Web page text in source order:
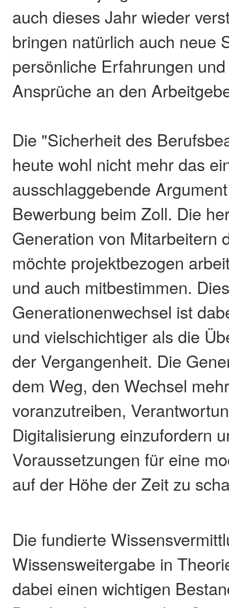
auch dieses Jahr wieder
bringen natürlich auch neue
persönliche Erfahrungen
Ansprüche an den
Die "Sicherheit des
heute wohl nicht mehr das
ausschlaggebende
Bewerbung beim Zoll. Die
Generation von Mitarbeitern
möchte projektbezogen
und auch mitbestimmen.
Generationenwechsel ist
und vielschichtiger als die
der Vergangenheit. Die
dem Weg, den Wechsel
voranzutreiben,
Digitalisierung einzufordern
Voraussetzungen für eine
auf der Höhe der Zeit zu
Die fundierte
Wissensweitergabe in
dabei einen wichtigen